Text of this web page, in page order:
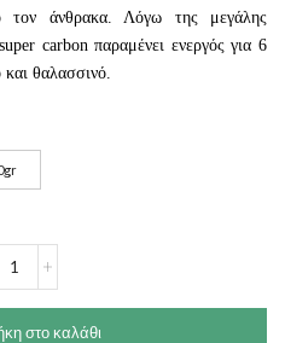
τον άνθρακα. Λόγω της μεγάλης
carbon παραμένει ενεργός για 6
θαλασσινό.
στο καλάθι